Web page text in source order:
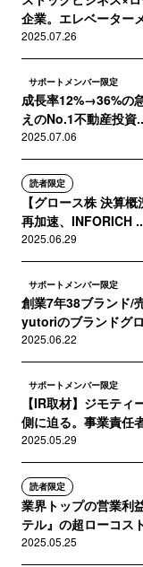
企業。エレベーター
2025.07.26
サポートメンバー限定
成長率12%→36%の
えのNo.1不動産投資
2025.07.06
読者限定
【グロース株 決算
再加速、INFORICH
2025.06.29
サポートメンバー限定
創業7年38ブランド/
yutoriのブランドグ
2025.06.22
サポートメンバー限定
【IR取材】ジモテ
側に迫る。事業責任
2025.05.29
読者限定
業界トップの営業利
テル』の超ローコス
2025.05.25